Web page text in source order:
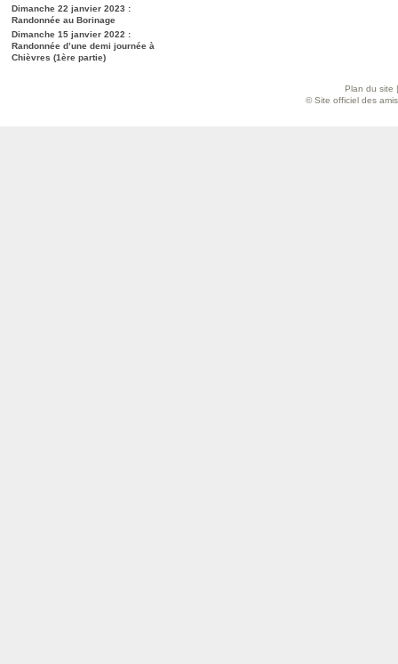
Dimanche 22 janvier 2023 :
Randonnée au Borinage
Dimanche 15 janvier 2022 :
Randonnée d’une demi journée à
Chièvres (1ère partie)
Plan du site
© Site officiel des